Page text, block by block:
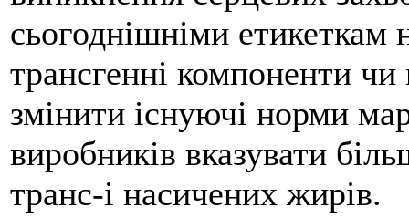
сьогоднішніми етикеткам
трансгенні компоненти
змінити існуючі норми
виробників вказувати
транс-і насичених жирів.